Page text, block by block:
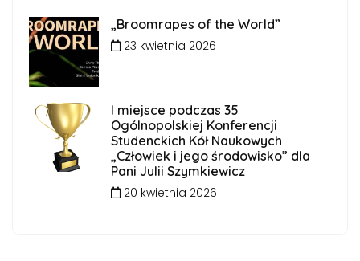
„Broomrapes of the World”
23 kwietnia 2026
I miejsce podczas 35
Ogólnopolskiej Konferencji
Studenckich Kół Naukowych
„Człowiek i jego środowisko” dla
Pani Julii Szymkiewicz
20 kwietnia 2026